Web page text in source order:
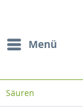
Menü
Säuren